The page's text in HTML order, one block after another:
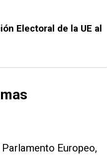
Electoral de la UE al
Europeo,